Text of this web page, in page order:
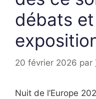
débats et
20 février 2026 par
Nuit de l’Europe